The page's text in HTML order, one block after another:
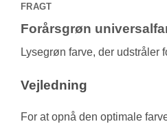
FRAGT
Forårsgrøn
Lysegrøn farve, der udstråler
Vejledning
For at opnå den optimale